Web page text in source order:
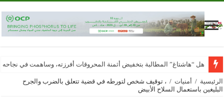
هل “هاشتاغ” المطالبة بتخفيض أثمنة المحروقات أفرزته، وساهمت في
الرئيسية / أمنيات / ، توقيف شخص لتورطه في قضية تتعلق بالضرب والجرح
البليغين باستعمال السلاح الأبيض